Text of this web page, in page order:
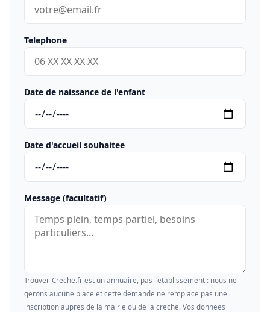
Telephone
Date de naissance de l'enfant
Date d'accueil souhaitee
Message (facultatif)
Trouver-Creche.fr est un annuaire, pas l'etablissement : nous ne
gerons aucune place et cette demande ne remplace pas une
inscription aupres de la mairie ou de la creche. Vos donnees